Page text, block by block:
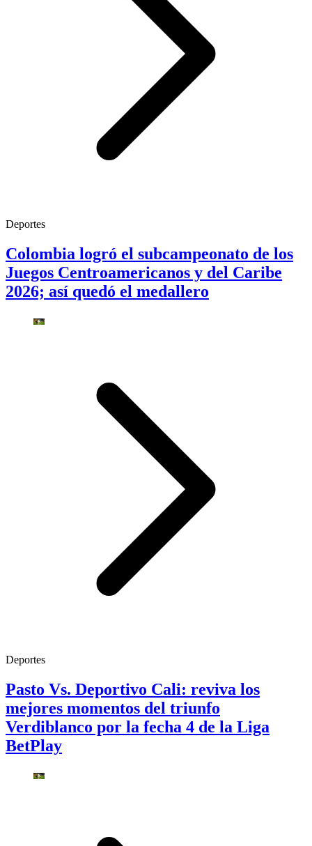
Deportes
Colombia logró el subcampeonato de los
Juegos Centroamericanos y del Caribe
2026; así quedó el medallero
Deportes
Pasto Vs. Deportivo Cali: reviva los
mejores momentos del triunfo
Verdiblanco por la fecha 4 de la Liga
BetPlay